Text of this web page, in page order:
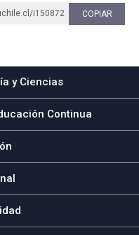
i150872 COPIAR
y Ciencias
Continua